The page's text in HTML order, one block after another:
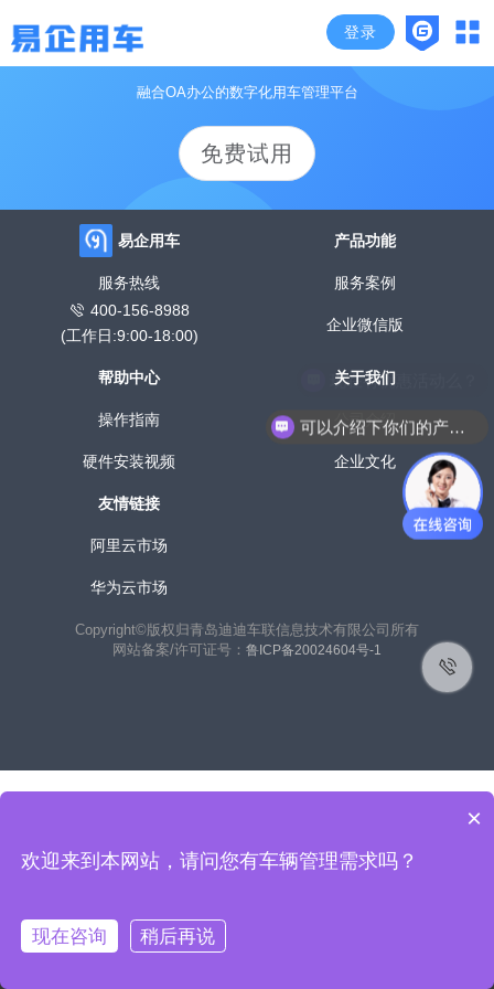
登录
颠覆传统管车模式，开启企业高效用车时代
融合OA办公的数字化用车管理平台
免费试用
易企用车
服务热线
400-156-8988
(工作日:9:00-18:00)
产品功能
服务案例
企业微信版
帮助中心
操作指南
硬件安装视频
关于我们
公司介绍
企业文化
友情链接
阿里云市场
华为云市场
Copyright©版权归青岛迪迪车联信息技术有限公司所有
网站备案/许可证号： 鲁ICP备20024604号-1
联系客户经理获取免费使用：
可以介绍下你们的产品么？
现在有优惠活动么？
×
欢迎来到本网站，请问您有车辆管理需求吗？
现在咨询 稍后再说